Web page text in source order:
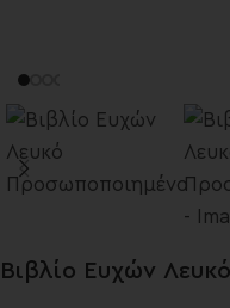
Βιβλίο Ευχών